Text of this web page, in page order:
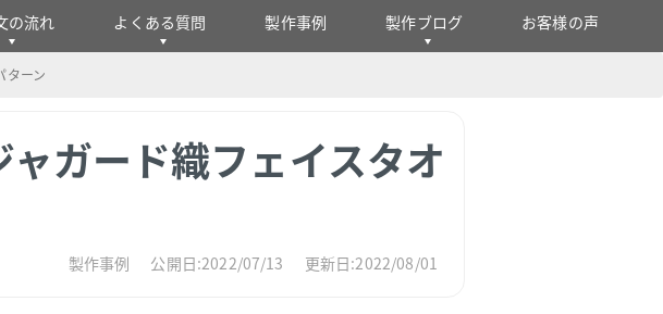
の流れ よくある質問 製作事例 製作ブログ お客様の声
ターン
ガード織フェイスタオ
製作事例 公開日:2022/07/13 更新日:2022/08/01